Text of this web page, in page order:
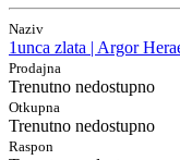
Naziv
1unca zlata | Argor
Prodajna
Trenutno nedostupno
Otkupna
Trenutno nedostupno
Raspon